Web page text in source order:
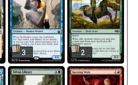
3 2